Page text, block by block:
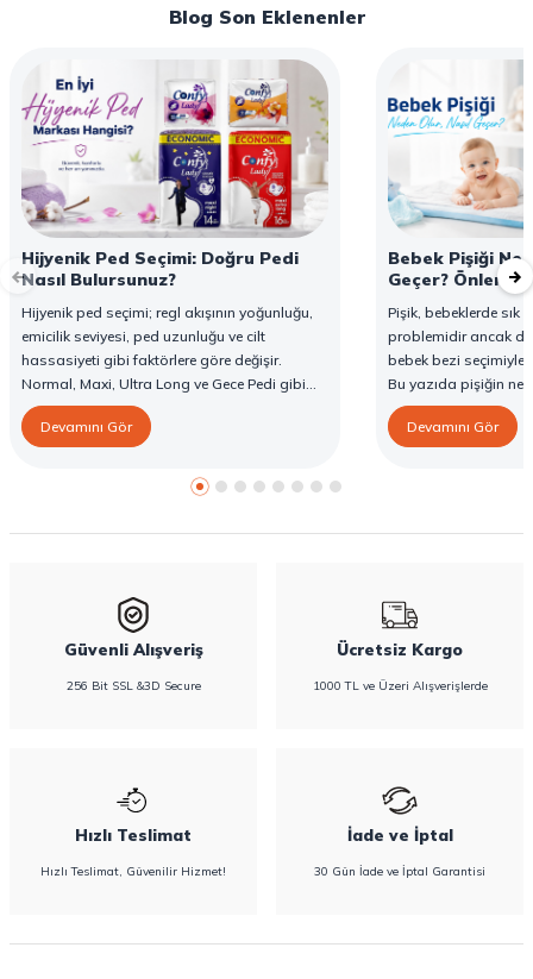
Blog Son Eklenenler
Hijyenik Ped Seçimi: Doğru Pedi
Nasıl Bulursunuz?
Hijyenik ped seçimi; regl akışının yoğunluğu,
emicilik seviyesi, ped uzunluğu ve cilt
hassasiyeti gibi faktörlere göre değişir.
Normal, Maxi, Ultra Long ve Gece Pedi gibi
farklı seçenekler, farklı ihtiyaçlara yönelik
koruma sunar. Doğru ped seçimi gün boyu
rehberde hijyenik ped çeşitleri, seçim kriterleri
Devamını Gör
Bebek Pişiği
Geçer? Önleme
Pişik, bebeklerde sık
problemidir ancak
bebek bezi seçimiyle
Bu yazıda pişiğin
yöntemlerini ve
karşı destekleyici
Devamını Gör
Güvenli Alışveriş
256 Bit SSL &3D Secure
Ücretsiz Kargo
1000 TL ve Üzeri Alışverişlerde
Hızlı Teslimat
Hızlı Teslimat, Güvenilir Hizmet!
İade ve İptal
30 Gün İade ve İptal Garantisi